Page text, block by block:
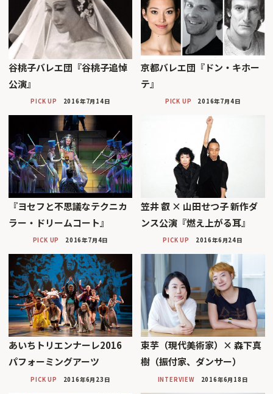
谷桃子バレエ団『谷桃子追悼
公演』
PICK UP 2016年7月14日
京都バレエ団『ドン・キホー
テ』
PICK UP 2016年7月4日
『ヨセフと不思議なテクニカ
ラー・ドリームコート』
PICK UP 2016年7月4日
笠井 叡 × 山田せつ子 新作ダ
ンス公演『燃え上がる耳』
PICK UP 2016年6月24日
あいちトリエンナーレ2016
パフォーミングアーツ
PICK UP 2016年6月23日
束芋（現代美術家）× 森下真
樹（振付家、ダンサー）
INTERVIEW 2016年6月18日